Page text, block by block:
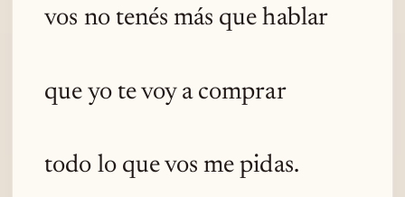
vos no tenés más que hablar
que yo te voy a comprar
todo lo que vos me pidas.